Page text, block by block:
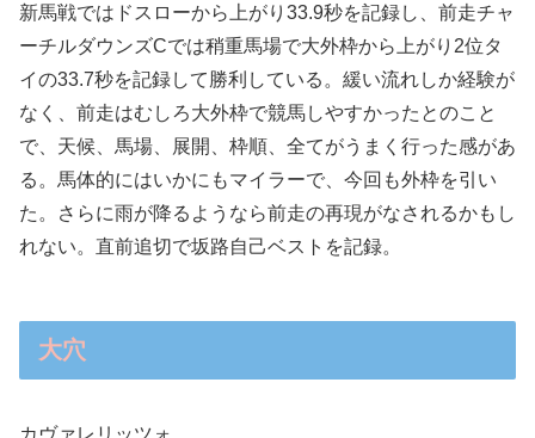
新馬戦ではドスローから上がり33.9秒を記録し、前走チャ
ーチルダウンズCでは稍重馬場で大外枠から上がり2位タ
イの33.7秒を記録して勝利している。緩い流れしか経験が
なく、前走はむしろ大外枠で競馬しやすかったとのこと
で、天候、馬場、展開、枠順、全てがうまく行った感があ
る。馬体的にはいかにもマイラーで、今回も外枠を引い
た。さらに雨が降るようなら前走の再現がなされるかもし
れない。直前追切で坂路自己ベストを記録。
大穴
カヴァレリッツォ